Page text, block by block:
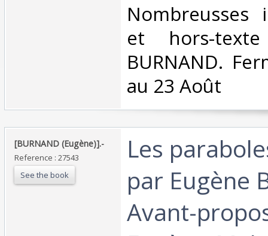
et hors-
BURNAND.
au 23 Août‎
‎[BURNAND (Eugène)].-‎
Reference : 27543
See the book
‎Les
par Eugène
Avant-